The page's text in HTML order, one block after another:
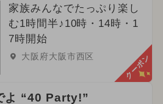
家族みんなでたっぷり楽し
む1時間半♪10時・14時・1
7時開始
大阪府大阪市西区 クーポン
よ “40 Party!”